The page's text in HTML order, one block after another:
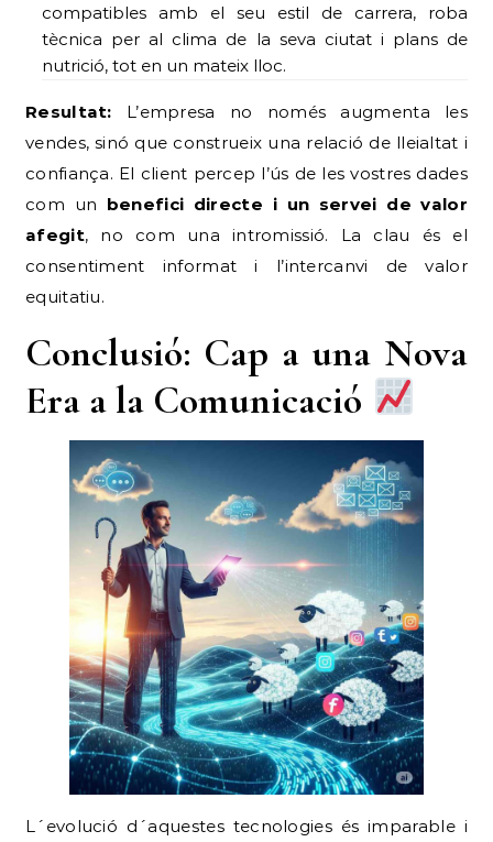
compatibles amb el seu estil de carrera, roba
tècnica per al clima de la seva ciutat i plans de
nutrició, tot en un mateix lloc.
Resultat: L’empresa no només augmenta les
vendes, sinó que construeix una relació de lleialtat i
confiança. El client percep l’ús de les vostres dades
com un benefici directe i un servei de valor
afegit, no com una intromissió. La clau és el
consentiment informat i l’intercanvi de valor
equitatiu.
Conclusió: Cap a una Nova
Era a la Comunicació
L´evolució d´aquestes tecnologies és imparable i